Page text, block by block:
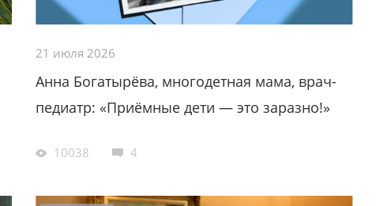
21 июля 2026
Анна Богатырёва, многодетная мама, врач-
педиатр: «Приёмные дети — это заразно!»
10038 4